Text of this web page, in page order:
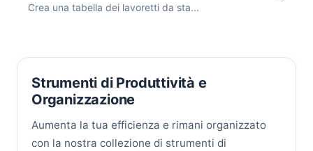
Crea una tabella dei lavoretti da sta...
Strumenti di Produttività e
Organizzazione
Aumenta la tua efficienza e rimani organizzato
con la nostra collezione di strumenti di